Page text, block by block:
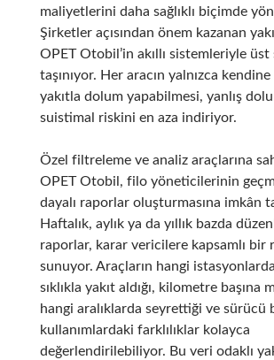
maliyetlerini daha sağlıklı biçimde
Şirketler açısından önem kazanan
OPET Otobil’in akıllı sistemleriyle üst
taşınıyor. Her aracın yalnızca
yakıtla dolum yapabilmesi, yanlış
suistimal riskini en aza indiriyor.
Özel filtreleme ve analiz araçlarına
OPET Otobil, filo yöneticilerinin
dayalı raporlar oluşturmasına imkân
Haftalık, aylık ya da yıllık bazda
raporlar, karar vericilere kapsamlı bir
sunuyor. Araçların hangi
sıklıkla yakıt aldığı, kilometre başına
hangi aralıklarda seyrettiği ve sürücü
kullanımlardaki farklılıklar kolayca
değerlendirilebiliyor. Bu veri odaklı